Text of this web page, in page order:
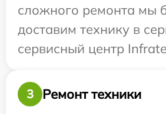
сложного ремонта мы
доставим технику в
сервисный центр
3
Ремонт техники